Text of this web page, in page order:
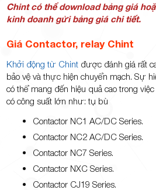
Chint có thể download bảng giá
kinh doanh gửi bảng giá chi tiết.
Giá Contactor, relay Chint
Khởi động từ Chint được đánh giá rất
bảo vệ và thực hiện chuyển mạch. Sự
có thể mang đến hiệu quả cao trong
có công suất lớn như: tụ bù
Contactor NC1 AC/DC Series.
Contactor NC2 AC/DC Series.
Contactor NC7 Series.
Contactor NXC Series.
Contactor CJ19 Series.